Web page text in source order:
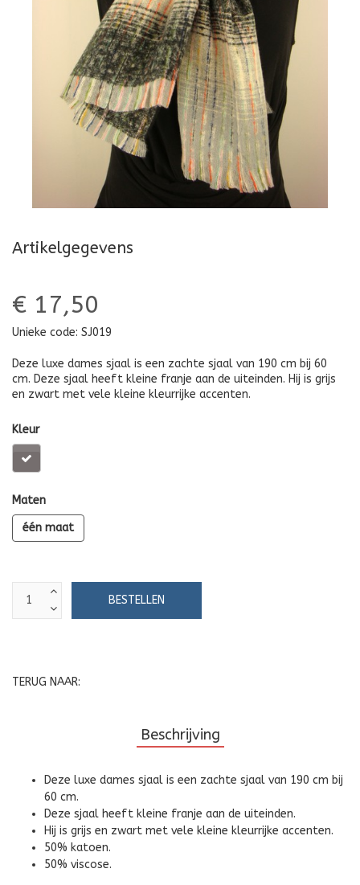
Artikelgegevens
€ 17,50
Unieke code: SJ019
Deze luxe dames sjaal is een zachte sjaal van 190 cm bij 60
cm. Deze sjaal heeft kleine franje aan de uiteinden. Hij is grijs
en zwart met vele kleine kleurrijke accenten.
Kleur
Maten
één maat
TERUG NAAR:
Beschrijving
Deze luxe dames sjaal is een zachte sjaal van 190 cm bij
60 cm.
Deze sjaal heeft kleine franje aan de uiteinden.
Hij is grijs en zwart met vele kleine kleurrijke accenten.
50% katoen.
50% viscose.